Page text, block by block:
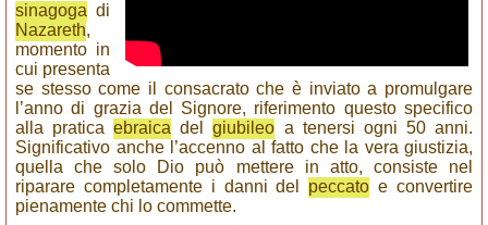
sinagoga di
Nazareth,
momento in
cui presenta
se stesso come il consacrato che è inviato a promulgare
l’anno di grazia del Signore, riferimento questo specifico
alla praticaebraica delgiubileo a tenersi ogni 50 anni.
Significativo anche l’accenno al fatto che la vera giustizia,
quella che solo Dio può mettere in atto, consiste nel
riparare completamente i danni del peccato e convertire
pienamente chi lo commette.